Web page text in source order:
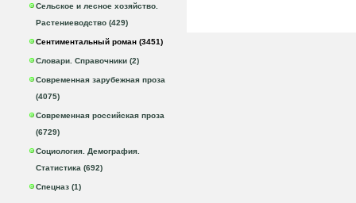
Сельское и лесное хозяйство.
Растениеводство (429)
Сентиментальный роман (3451)
Словари. Справочники (2)
Современная зарубежная проза
(4075)
Современная российская проза
(6729)
Социология. Демография.
Статистика (692)
Спецназ (1)